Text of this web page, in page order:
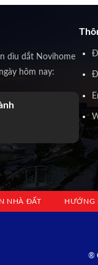
dìu dắt Novihome
hôm nay:
NHÀ ĐẤT HƯỚNG
®